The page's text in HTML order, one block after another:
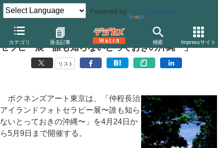
Powered by Translate
カテゴリ 過去記事 検索 Impressサイト
ボクネンズアート東京、「仲程長治 アイランドフォト
セラピー展〜誰も知らないとっておきの沖縄〜」
リスト
ボクネンズアート東京は、「仲程長治
アイランドフォトセラピー展〜誰も知ら
ないとっておきの沖縄〜」を4月24日か
ら5月9日まで開催する。